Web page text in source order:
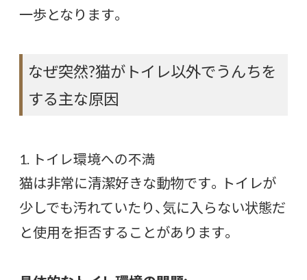
一歩となります。
なぜ突然?猫がトイレ以外でうんちを
する主な原因
1. トイレ環境への不満
猫は非常に清潔好きな動物です。トイレが
少しでも汚れていたり、気に入らない状態だ
と使用を拒否することがあります。